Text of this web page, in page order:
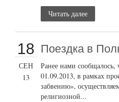
Читать далее
18
СЕН
13
Поездка в
Ранее нами сообщалось,
01.09.2013, в рамках
забвению»,
религиозной...